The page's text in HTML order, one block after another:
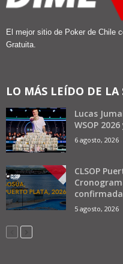
El mejor sitio de Poker de Chile
Gratuita.
LO MÁS LEÍDO DE LA
Lucas
WSOP 2026
6 agosto, 2026
CLSOP
5 agosto, 2026